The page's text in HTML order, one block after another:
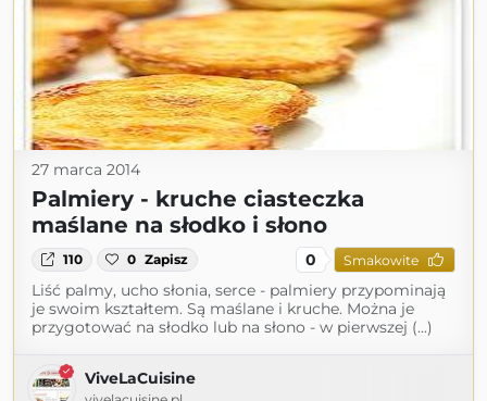
27 marca 2014
Palmiery - kruche ciasteczka
maślane na słodko i słono
110 0 Zapisz 0 Smakowite
Liść palmy, ucho słonia, serce - palmiery przypominają
je swoim kształtem. Są maślane i kruche. Można je
przygotować na słodko lub na słono - w pierwszej (...)
ViveLaCuisine